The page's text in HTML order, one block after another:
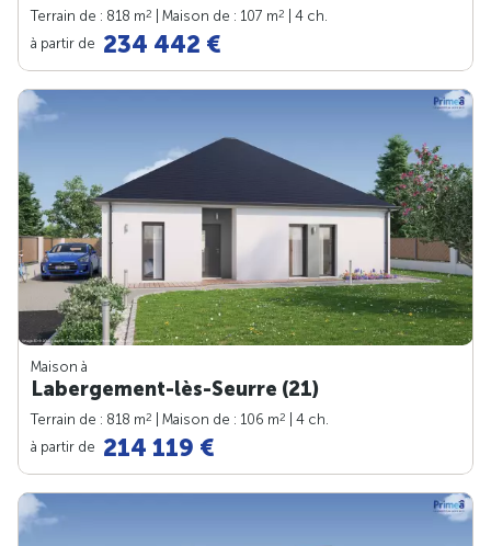
Terrain de : 818 m2 | Maison de : 107 m2
| 4 ch.
à partir de 234 442 €
Maison à
Labergement-lès-Seurre (21)
Terrain de : 818 m2 | Maison de : 106 m2
| 4 ch.
à partir de 214 119 €